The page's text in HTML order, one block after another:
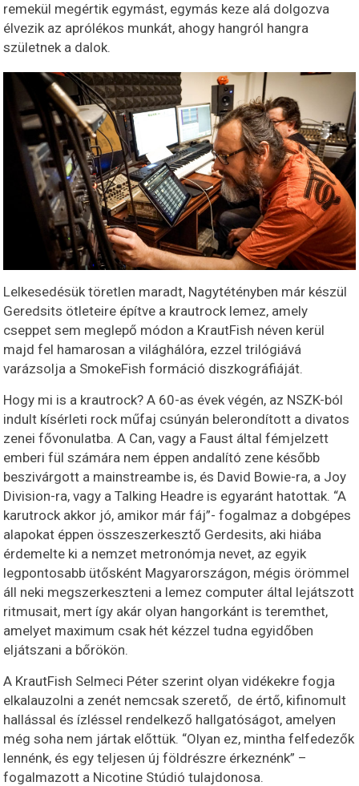
remekül megértik egymást, egymás keze alá dolgozva
élvezik az aprólékos munkát, ahogy hangról hangra
születnek a dalok.
Lelkesedésük töretlen maradt, Nagytétényben már készül
Geredsits ötleteire építve a krautrock lemez, amely
cseppet sem meglepő módon a KrautFish néven kerül
majd fel hamarosan a világhálóra, ezzel trilógiává
varázsolja a SmokeFish formáció diszkográfiáját.
Hogy mi is a krautrock? A 60-as évek végén, az NSZK-ból
indult kísérleti rock műfaj csúnyán belerondított a divatos
zenei fővonulatba. A Can, vagy a Faust által fémjelzett
emberi fül számára nem éppen andalító zene később
beszivárgott a mainstreambe is, és David Bowie-ra, a Joy
Division-ra, vagy a Talking Headre is egyaránt hatottak. “A
karutrock akkor jó, amikor már fáj”- fogalmaz a dobgépes
alapokat éppen összeszerkesztő Gerdesits, aki hiába
érdemelte ki a nemzet metronómja nevet, az egyik
legpontosabb ütősként Magyarországon, mégis örömmel
áll neki megszerkeszteni a lemez computer által lejátszott
ritmusait, mert így akár olyan hangorkánt is teremthet,
amelyet maximum csak hét kézzel tudna egyidőben
eljátszani a bőrökön.
A KrautFish Selmeci Péter szerint olyan vidékekre fogja
elkalauzolni a zenét nemcsak szerető, de értő, kifinomult
hallással és ízléssel rendelkező hallgatóságot, amelyen
még soha nem jártak előttük. “Olyan ez, mintha felfedezők
lennénk, és egy teljesen új földrészre érkeznénk” –
fogalmazott a Nicotine Stúdió tulajdonosa.